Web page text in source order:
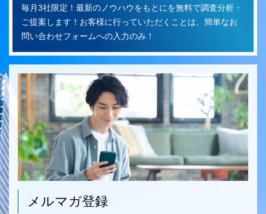
毎月3社限定！最新のノウハウをもとにを無料で調査分析・
ご提案します！お客様に行っていただくことは、簡単なお
問い合わせフォームへの入力のみ！
メルマガ登録